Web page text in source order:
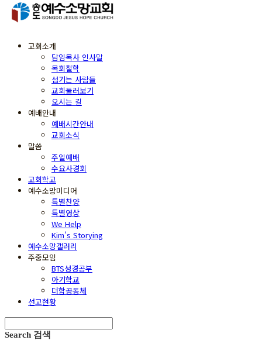
교회소개
담임목사 인사말
목회철학
섬기는 사람들
교회둘러보기
오시는 길
예배안내
예배시간안내
교회소식
말씀
주일예배
수요사경회
교회학교
예수소망미디어
특별찬양
특별영상
We Help
Kim's Storying
예수소망갤러리
주중모임
BTS성경공부
아기학교
더함공동체
선교현황
Search 검색